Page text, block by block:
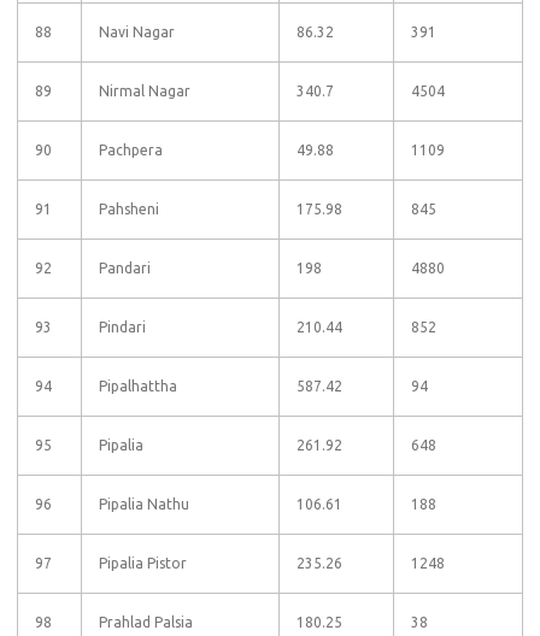
88 Navi Nagar 86.32 391
89 Nirmal Nagar 340.7 4504
90 Pachpera 49.88 1109
91 Pahsheni 175.98 845
92 Pandari 198 4880
93 Pindari 210.44 852
94 Pipalhattha 587.42 94
95 Pipalia 261.92 648
96 Pipalia Nathu 106.61 188
97 Pipalia Pistor 235.26 1248
98 Prahlad Palsia 180.25 38